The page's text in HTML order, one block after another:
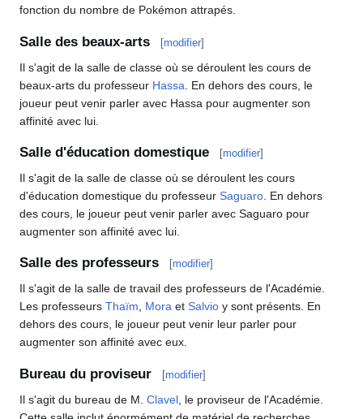
fonction du nombre de Pokémon attrapés.
Salle des beaux-arts [modifier]
Il s'agit de la salle de classe où se déroulent les cours de
beaux-arts du professeur Hassa . En dehors des cours, le
joueur peut venir parler avec Hassa pour augmenter son
affinité avec lui.
Salle d'éducation domestique [modifier]
Il s'agit de la salle de classe où se déroulent les cours
d'éducation domestique du professeur Saguaro . En dehors
des cours, le joueur peut venir parler avec Saguaro pour
augmenter son affinité avec lui.
Salle des professeurs [modifier]
Il s'agit de la salle de travail des professeurs de l'Académie.
Les professeurs Thaïm, Mora et Salvio y sont présents. En
dehors des cours, le joueur peut venir leur parler pour
augmenter son affinité avec eux.
Bureau du proviseur [modifier]
Il s'agit du bureau de M. Clavel , le proviseur de l'Académie.